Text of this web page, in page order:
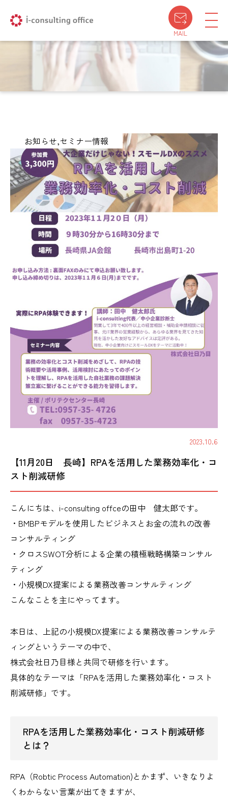
MAIL
お知らせ セミナー情報
2023.10.6
【11月20日 長崎】RPAを活用した業務効率化・コ
スト削減研修
こんにちは、i-consulting offceの田中 健太郎です。
・BMBPモデルを使用したビジネスとお金の流れの改善
コンサルティング
・クロスSWOT分析による企業の積極戦略構築コンサル
ティング
・小規模DX提案による業務改善コンサルティング
こんなことを主にやってます。
本日は、上記の小規模DX提案による業務改善コンサルテ
ィングというテーマの中で、
株式会社日乃目様と共同で研修を行います。
具体的なテーマは「RPAを活用した業務効率化・コスト
削減研修」です。
RPAを活用した業務効率化・コスト削減研修
とは？
RPA（Robtic Process Automation)とかまず、いきなりよ
くわからない言葉が出てきますが、